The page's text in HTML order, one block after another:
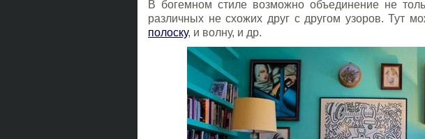
В богемном стиле возможно объединение не
различных не схожих друг с другом узоров. Тут
полоску, и волну, и др.